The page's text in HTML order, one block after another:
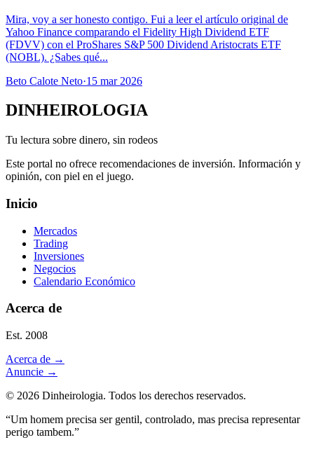
Mira, voy a ser honesto contigo. Fui a leer el artículo original de
Yahoo Finance comparando el Fidelity High Dividend ETF
(FDVV) con el ProShares S&P 500 Dividend Aristocrats ETF
(NOBL). ¿Sabes qué...
Beto Calote Neto·15 mar 2026
DINHEIROLOGIA
Tu lectura sobre dinero, sin rodeos
Este portal no ofrece recomendaciones de inversión. Información y
opinión, con piel en el juego.
Inicio
Mercados
Trading
Inversiones
Negocios
Calendario Económico
Acerca de
Est. 2008
Acerca de →
Anuncie →
© 2026 Dinheirologia. Todos los derechos reservados.
“Um homem precisa ser gentil, controlado, mas precisa representar
perigo tambem.”